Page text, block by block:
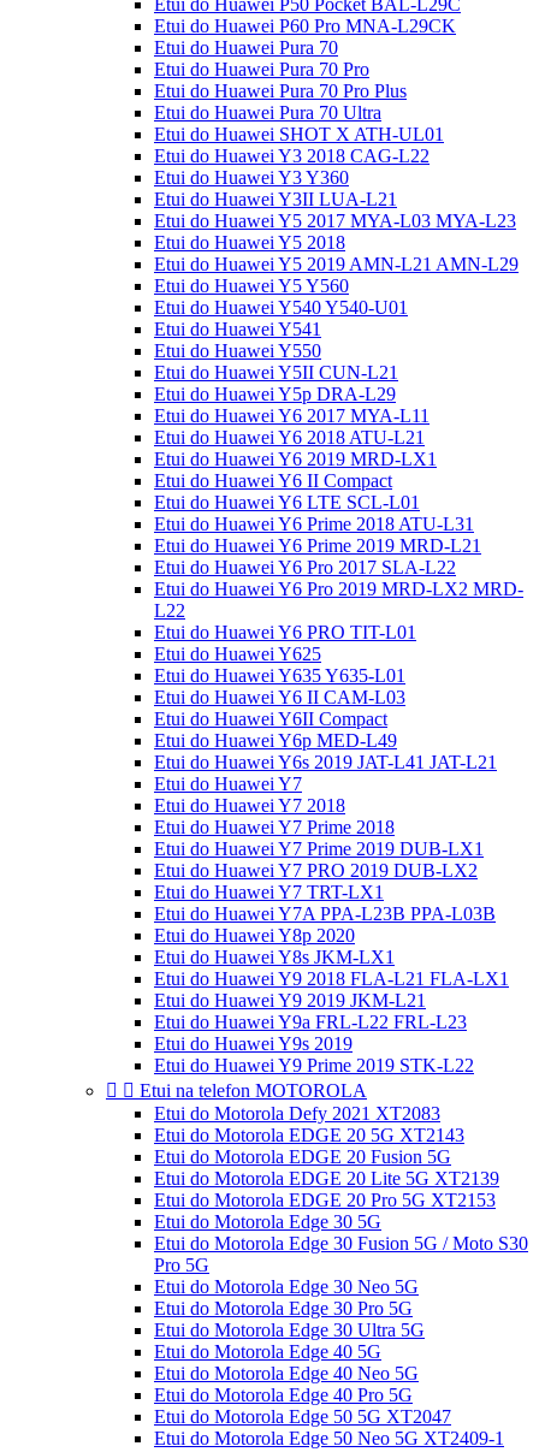
Etui do Huawei P50 Pocket BAL-L29C
Etui do Huawei P60 Pro MNA-L29CK
Etui do Huawei Pura 70
Etui do Huawei Pura 70 Pro
Etui do Huawei Pura 70 Pro Plus
Etui do Huawei Pura 70 Ultra
Etui do Huawei SHOT X ATH-UL01
Etui do Huawei Y3 2018 CAG-L22
Etui do Huawei Y3 Y360
Etui do Huawei Y3II LUA-L21
Etui do Huawei Y5 2017 MYA-L03 MYA-L23
Etui do Huawei Y5 2018
Etui do Huawei Y5 2019 AMN-L21 AMN-L29
Etui do Huawei Y5 Y560
Etui do Huawei Y540 Y540-U01
Etui do Huawei Y541
Etui do Huawei Y550
Etui do Huawei Y5II CUN-L21
Etui do Huawei Y5p DRA-L29
Etui do Huawei Y6 2017 MYA-L11
Etui do Huawei Y6 2018 ATU-L21
Etui do Huawei Y6 2019 MRD-LX1
Etui do Huawei Y6 II Compact
Etui do Huawei Y6 LTE SCL-L01
Etui do Huawei Y6 Prime 2018 ATU-L31
Etui do Huawei Y6 Prime 2019 MRD-L21
Etui do Huawei Y6 Pro 2017 SLA-L22
Etui do Huawei Y6 Pro 2019 MRD-LX2 MRD-
L22
Etui do Huawei Y6 PRO TIT-L01
Etui do Huawei Y625
Etui do Huawei Y635 Y635-L01
Etui do Huawei Y6 II CAM-L03
Etui do Huawei Y6II Compact
Etui do Huawei Y6p MED-L49
Etui do Huawei Y6s 2019 JAT-L41 JAT-L21
Etui do Huawei Y7
Etui do Huawei Y7 2018
Etui do Huawei Y7 Prime 2018
Etui do Huawei Y7 Prime 2019 DUB-LX1
Etui do Huawei Y7 PRO 2019 DUB-LX2
Etui do Huawei Y7 TRT-LX1
Etui do Huawei Y7A PPA-L23B PPA-L03B
Etui do Huawei Y8p 2020
Etui do Huawei Y8s JKM-LX1
Etui do Huawei Y9 2018 FLA-L21 FLA-LX1
Etui do Huawei Y9 2019 JKM-L21
Etui do Huawei Y9a FRL-L22 FRL-L23
Etui do Huawei Y9s 2019
Etui do Huawei Y9 Prime 2019 STK-L22
  Etui na telefon MOTOROLA
Etui do Motorola Defy 2021 XT2083
Etui do Motorola EDGE 20 5G XT2143
Etui do Motorola EDGE 20 Fusion 5G
Etui do Motorola EDGE 20 Lite 5G XT2139
Etui do Motorola EDGE 20 Pro 5G XT2153
Etui do Motorola Edge 30 5G
Etui do Motorola Edge 30 Fusion 5G / Moto S30
Pro 5G
Etui do Motorola Edge 30 Neo 5G
Etui do Motorola Edge 30 Pro 5G
Etui do Motorola Edge 30 Ultra 5G
Etui do Motorola Edge 40 5G
Etui do Motorola Edge 40 Neo 5G
Etui do Motorola Edge 40 Pro 5G
Etui do Motorola Edge 50 5G XT2047
Etui do Motorola Edge 50 Neo 5G XT2409-1